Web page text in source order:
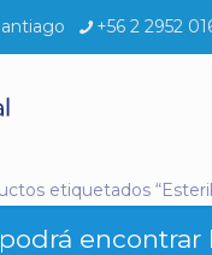
+56 2 2952
etiquetados
encontrar